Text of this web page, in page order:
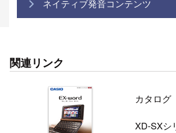
ネイティブ発音コンテンツ
関連リンク
カタログ
XD-SXシ